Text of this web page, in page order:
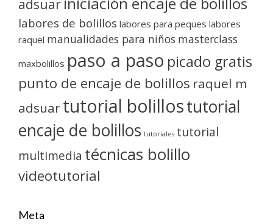
adsuar
labores de bolillos labores para peques labores
raquel manualidades para niños masterclass
maxbolillos paso a paso picado gratis
punto de encaje de bolillos raquel m
adsuartutorial bolillostutorial
encaje de bolillos tutoriales tutorial
multimedia técnicas bolillo
videotutorial
Meta